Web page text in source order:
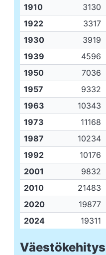
1910
3130
1922
3317
1930
3919
1939
4596
1950
7036
1957
9332
1963
10343
1973
11168
1987
10234
1992
10176
2001
9832
2010
21483
2020
19877
2024
19311
Väestökehitys